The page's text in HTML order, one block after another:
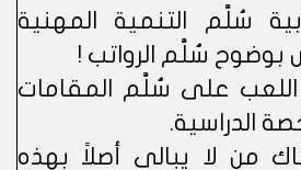
سُلَّم التنمية المهنية
بوضوح سُلَّم الرواتب !
اللعب على سُلَّم المقامات
الدراسية.
من لا يبالي أصلاً بهذه